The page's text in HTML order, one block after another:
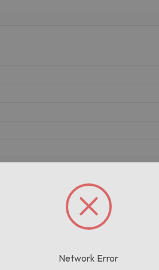
Prodotti correlati
Network Error